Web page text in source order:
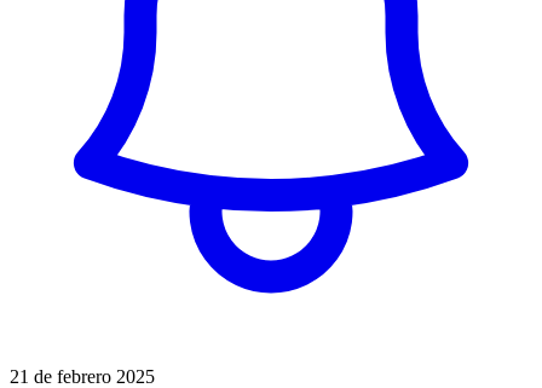
21 de febrero 2025